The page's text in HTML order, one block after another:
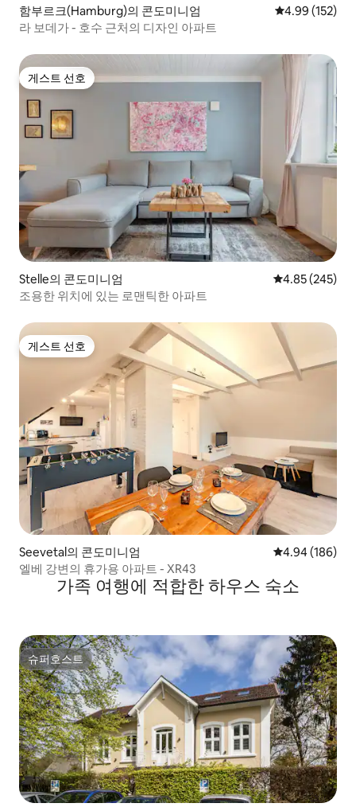
함부르크(Hamburg)의 콘도미니엄 평점 4.99점(5
4.99 (152)
라 보데가 - 호수 근처의 디자인 아파트
게스트 선호
게스트 선호
Stelle의 콘도미니엄 평점 4.85점(5
4.85 (245)
조용한 위치에 있는 로맨틱한 아파트
게스트 선호
게스트 선호
Seevetal의 콘도미니엄 평점 4.94점(5
4.94 (186)
엘베 강변의 휴가용 아파트 - XR43
가족 여행에 적합한 하우스 숙소
슈퍼호스트
슈퍼호스트